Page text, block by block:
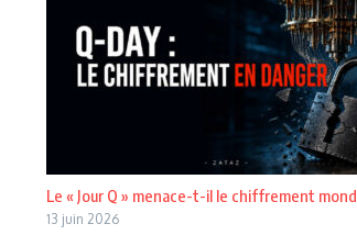
Le « Jour Q » menace-t-il le chiffrement
13 juin 2026